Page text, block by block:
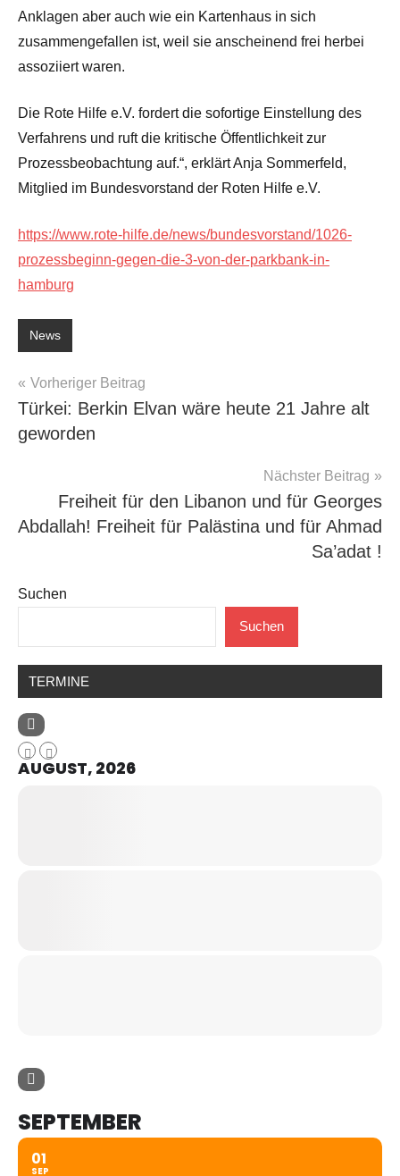
Anklagen aber auch wie ein Kartenhaus in sich
zusammengefallen ist, weil sie anscheinend frei herbei
assoziiert waren.
Die Rote Hilfe e.V. fordert die sofortige Einstellung des
Verfahrens und ruft die kritische Öffentlichkeit zur
Prozessbeobachtung auf.“, erklärt Anja Sommerfeld,
Mitglied im Bundesvorstand der Roten Hilfe e.V.
https://www.rote-hilfe.de/news/bundesvorstand/1026-
prozessbeginn-gegen-die-3-von-der-parkbank-in-
hamburg
News
Beitragsnavigation
Vorheriger Beitrag
Türkei: Berkin Elvan wäre heute 21 Jahre alt
geworden
Nächster Beitrag
Freiheit für den Libanon und für Georges
Abdallah! Freiheit für Palästina und für Ahmad
Sa’adat !
Suchen
Suchen
TERMINE
AUGUST, 2026
SEPTEMBER
01
SEP